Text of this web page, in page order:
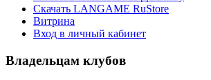
Скачать LANGAME RuStore
Витрина
Вход в личный кабинет
Владельцам клубов